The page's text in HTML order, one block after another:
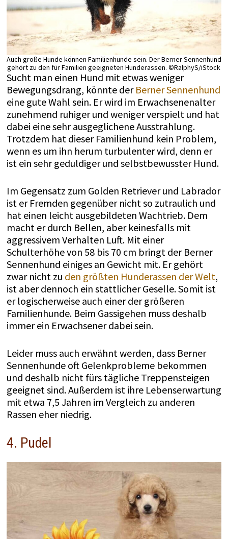
Auch große Hunde können Familienhunde sein. Der Berner Sennenhund
gehört zu den für Familien geeigneten Hunderassen. ©RalphyS/iStock
Sucht man einen Hund mit etwas weniger
Bewegungsdrang, könnte der Berner Sennenhund
eine gute Wahl sein. Er wird im Erwachsenenalter
zunehmend ruhiger und weniger verspielt und hat
dabei eine sehr ausgeglichene Ausstrahlung.
Trotzdem hat dieser Familienhund kein Problem,
wenn es um ihn herum turbulenter wird, denn er
ist ein sehr geduldiger und selbstbewusster Hund.
Im Gegensatz zum Golden Retriever und Labrador
ist er Fremden gegenüber nicht so zutraulich und
hat einen leicht ausgebildeten Wachtrieb. Dem
macht er durch Bellen, aber keinesfalls mit
aggressivem Verhalten Luft. Mit einer
Schulterhöhe von 58 bis 70 cm bringt der Berner
Sennenhund einiges an Gewicht mit. Er gehört
zwar nicht zu den größten Hunderassen der Welt,
ist aber dennoch ein stattlicher Geselle. Somit ist
er logischerweise auch einer der größeren
Familienhunde. Beim Gassigehen muss deshalb
immer ein Erwachsener dabei sein.
Leider muss auch erwähnt werden, dass Berner
Sennenhunde oft Gelenkprobleme bekommen
und deshalb nicht fürs tägliche Treppensteigen
geeignet sind. Außerdem ist ihre Lebenserwartung
mit etwa 7,5 Jahren im Vergleich zu anderen
Rassen eher niedrig.
4. Pudel